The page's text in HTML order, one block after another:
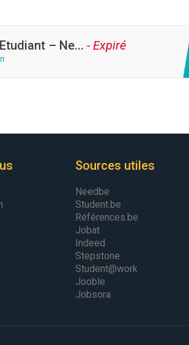
– Ne... - Expiré
Sources utiles
Needbe
Student.be
Références.be
Jobat
Indeed
Stepstone
Student@work
Jooble
Jobsora